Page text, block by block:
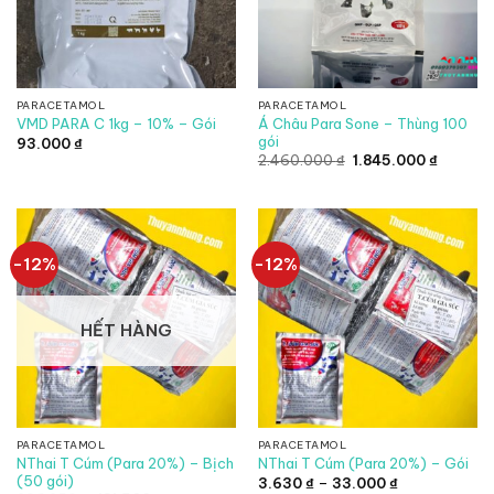
PARACETAMOL
VMD PARA C 1kg – 10% – Gói
93.000₫
PARACETAMOL
Á Châu Para Sone – Thùng 100
gói
2.460.000₫ Giá
1.845.000₫Giá
-12%
HẾT HÀNG
PARACETAMOL
NThai T Cúm (Para 20%) – Bịch
(50 gói)
-12%
PARACETAMOL
NThai T Cúm (Para 20%) – Gói
3.630₫ – 33.000₫Khoảng